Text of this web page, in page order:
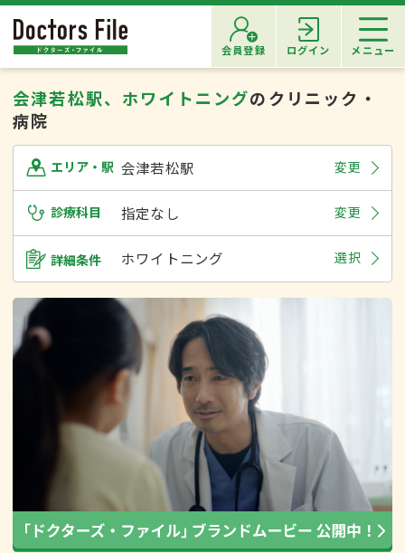
会員登録 ログイン メニュー
会津若松駅、ホワイトニングのクリニック・
病院
エリア・駅 会津若松駅 変更
診療科目 指定なし 変更
詳細条件 ホワイトニング 選択